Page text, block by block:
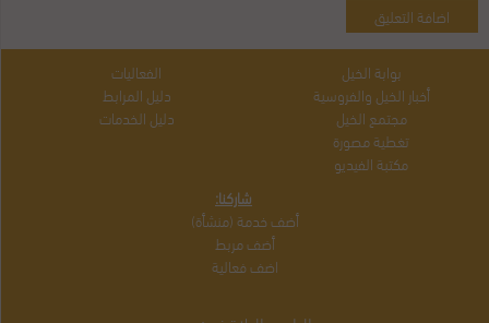
بوابة الخيل
أخبار الخيل والفروسية
مجتمع الخيل
تغطية مصورة
مكتبة الفيديو
الفعاليات
دليل المرابط
دليل الخدمات
شاركنا:
أضف خدمة (منشأة)
أضف مربط
اضف فعالية